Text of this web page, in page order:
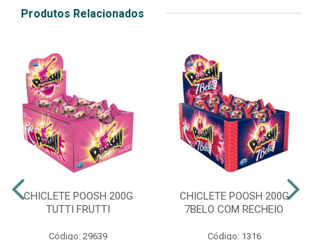
Produtos Relacionados
CHICLETE POOSH 200G
TUTTI FRUTTI
Código: 29639
CHICLETE POOSH 200G
7BELO COM RECHEIO
Código: 1316